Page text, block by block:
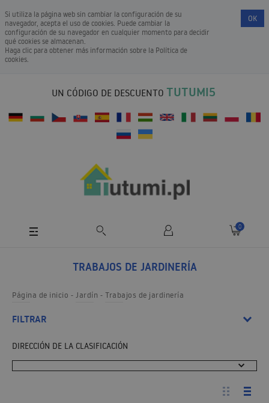
Si utiliza la página web sin cambiar la configuración de su
navegador, acepta el uso de cookies. Puede cambiar la
configuración de su navegador en cualquier momento para decidir
qué cookies se almacenan.
Haga clic para obtener más información sobre la Política de
cookies.
OK
UN CÓDIGO DE DESCUENTO TUTUMI5
0
TRABAJOS DE JARDINERÍA
Página de inicio Jardín Trabajos de jardinería
FILTRAR
DIRECCIÓN DE LA CLASIFICACIÓN